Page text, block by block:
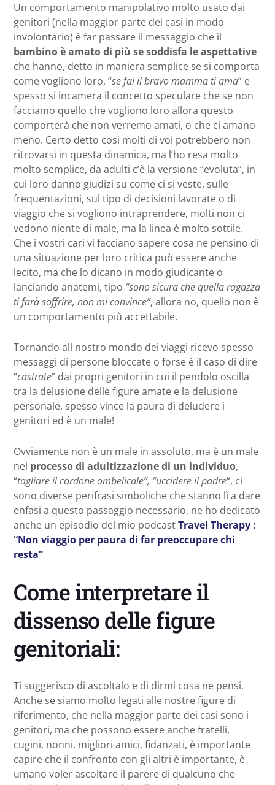
Un comportamento manipolativo molto usato dai
genitori (nella maggior parte dei casi in modo
involontario) è far passare il messaggio che il
bambino è amato di più se soddisfa le aspettative
che hanno, detto in maniera semplice se si comporta
come vogliono loro, “se fai il bravo mamma ti ama” e
spesso si incamera il concetto speculare che se non
facciamo quello che vogliono loro allora questo
comporterà che non verremo amati, o che ci amano
meno. Certo detto così molti di voi potrebbero non
ritrovarsi in questa dinamica, ma l’ho resa molto
molto semplice, da adulti c’è la versione “evoluta”, in
cui loro danno giudizi su come ci si veste, sulle
frequentazioni, sul tipo di decisioni lavorate o di
viaggio che si vogliono intraprendere, molti non ci
vedono niente di male, ma la linea è molto sottile.
Che i vostri cari vi facciano sapere cosa ne pensino di
una situazione per loro critica può essere anche
lecito, ma che lo dicano in modo giudicante o
lanciando anatemi, tipo “sono sicura che quella ragazza
ti farà soffrire, non mi convince”, allora no, quello non è
un comportamento più accettabile.
Tornando all nostro mondo dei viaggi ricevo spesso
messaggi di persone bloccate o forse è il caso di dire
“castrate” dai propri genitori in cui il pendolo oscilla
tra la delusione delle figure amate e la delusione
personale, spesso vince la paura di deludere i
genitori ed è un male!
Ovviamente non è un male in assoluto, ma è un male
nel processo di adultizzazione di un individuo,
“tagliare il cordone ombelicale”, “uccidere il padre“, ci
sono diverse perifrasi simboliche che stanno lì a dare
enfasi a questo passaggio necessario, ne ho dedicato
anche un episodio del mio podcastTravel Therapy :
“Non viaggio per paura di far preoccupare chi
resta”
Come interpretare il
dissenso delle figure
genitoriali:
Ti suggerisco di ascoltalo e di dirmi cosa ne pensi.
Anche se siamo molto legati alle nostre figure di
riferimento, che nella maggior parte dei casi sono i
genitori, ma che possono essere anche fratelli,
cugini, nonni, migliori amici, fidanzati, è importante
capire che il confronto con gli altri è importante, è
umano voler ascoltare il parere di qualcuno che